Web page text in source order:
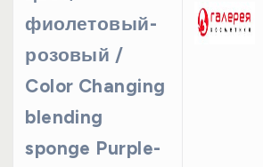
фиолетовый-
розовый /
Color Changing
blending
sponge Purple-